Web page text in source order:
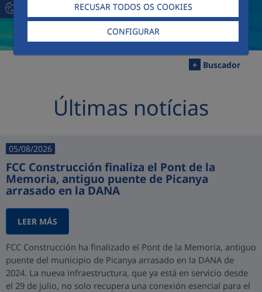
RECUSAR TODOS OS COOKIES
CONFIGURAR
+ Buscador
Últimas notícias
05/08/2026
FCC Construcción finaliza el Pont de la
Memoria, antiguo puente de Picanya
arrasado en la DANA
LEER MÁS
FCC Construcción ha finalizado el Pont de la Memoria, antiguo
puente del municipio de Picanya arrasado en la DANA de
2024. La nueva infraestructura, que ya está en servicio desde
el 29 de julio, no solo recupera una conexión esencial para el